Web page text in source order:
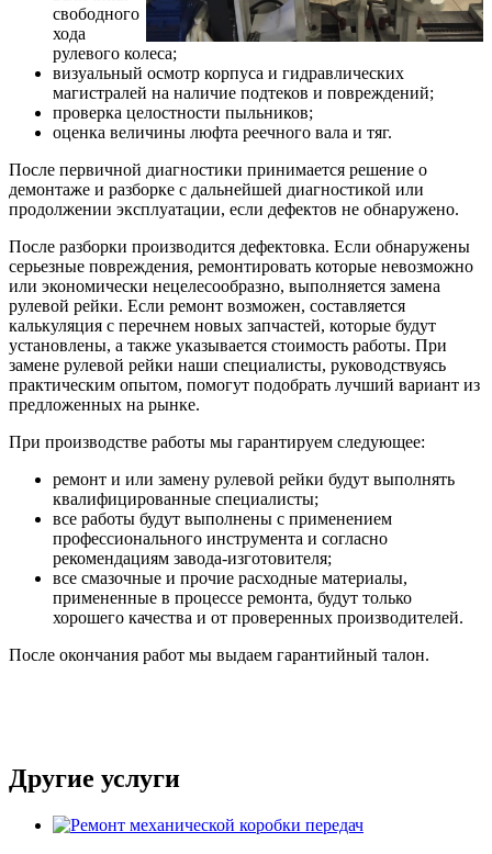
свободного
хода
рулевого колеса;
визуальный осмотр корпуса и гидравлических
магистралей на наличие подтеков и повреждений;
проверка целостности пыльников;
оценка величины люфта реечного вала и тяг.
После первичной диагностики принимается решение о
демонтаже и разборке с дальнейшей диагностикой или
продолжении эксплуатации, если дефектов не обнаружено.
После разборки производится дефектовка. Если обнаружены
серьезные повреждения, ремонтировать которые невозможно
или экономически нецелесообразно, выполняется замена
рулевой рейки. Если ремонт возможен, составляется
калькуляция с перечнем новых запчастей, которые будут
установлены, а также указывается стоимость работы. При
замене рулевой рейки наши специалисты, руководствуясь
практическим опытом, помогут подобрать лучший вариант из
предложенных на рынке.
При производстве работы мы гарантируем следующее:
ремонт и или замену рулевой рейки будут выполнять
квалифицированные специалисты;
все работы будут выполнены с применением
профессионального инструмента и согласно
рекомендациям завода-изготовителя;
все смазочные и прочие расходные материалы,
примененные в процессе ремонта, будут только
хорошего качества и от проверенных производителей.
После окончания работ мы выдаем гарантийный талон.
Другие услуги